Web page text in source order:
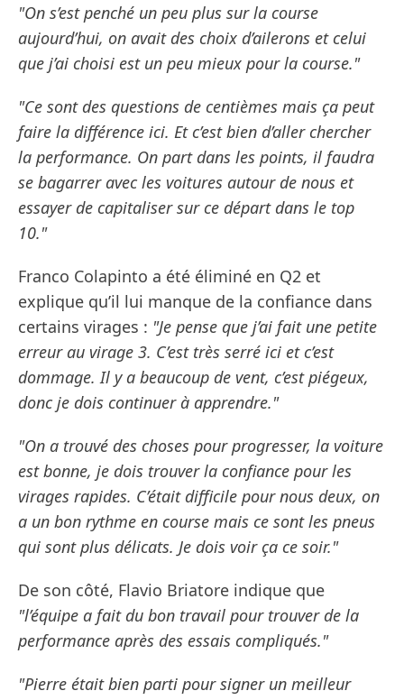
"On s’est penché un peu plus sur la course
aujourd’hui, on avait des choix d’ailerons et celui
que j’ai choisi est un peu mieux pour la course."
"Ce sont des questions de centièmes mais ça peut
faire la différence ici. Et c’est bien d’aller chercher
la performance. On part dans les points, il faudra
se bagarrer avec les voitures autour de nous et
essayer de capitaliser sur ce départ dans le top
10."
Franco Colapinto a été éliminé en Q2 et
explique qu’il lui manque de la confiance dans
certains virages : "Je pense que j’ai fait une petite
erreur au virage 3. C’est très serré ici et c’est
dommage. Il y a beaucoup de vent, c’est piégeux,
donc je dois continuer à apprendre."
"On a trouvé des choses pour progresser, la voiture
est bonne, je dois trouver la confiance pour les
virages rapides. C’était difficile pour nous deux, on
a un bon rythme en course mais ce sont les pneus
qui sont plus délicats. Je dois voir ça ce soir."
De son côté, Flavio Briatore indique que
"l’équipe a fait du bon travail pour trouver de la
performance après des essais compliqués."
"Pierre était bien parti pour signer un meilleur